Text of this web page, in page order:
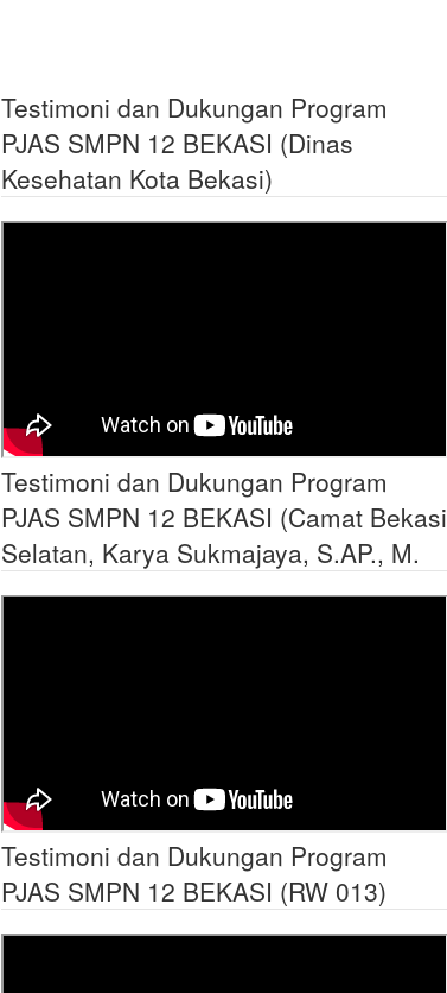
Testimoni dan Dukungan Program
PJAS SMPN 12 BEKASI (Dinas
Kesehatan Kota Bekasi)
Testimoni dan Dukungan Program
PJAS SMPN 12 BEKASI (Camat Bekasi
Selatan, Karya Sukmajaya, S.AP., M.
Testimoni dan Dukungan Program
PJAS SMPN 12 BEKASI (RW 013)